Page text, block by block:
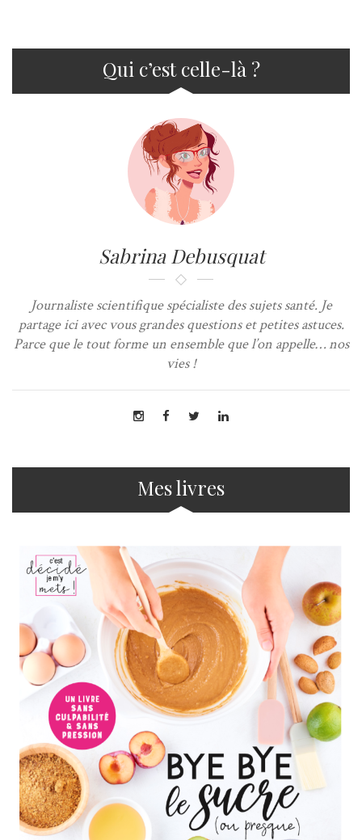
Qui c’est celle-là ?
Sabrina Debusquat
Journaliste scientifique spécialiste des sujets santé. Je
partage ici avec vous grandes questions et petites astuces.
Parce que le tout forme un ensemble que l’on appelle… nos
vies !
Mes livres